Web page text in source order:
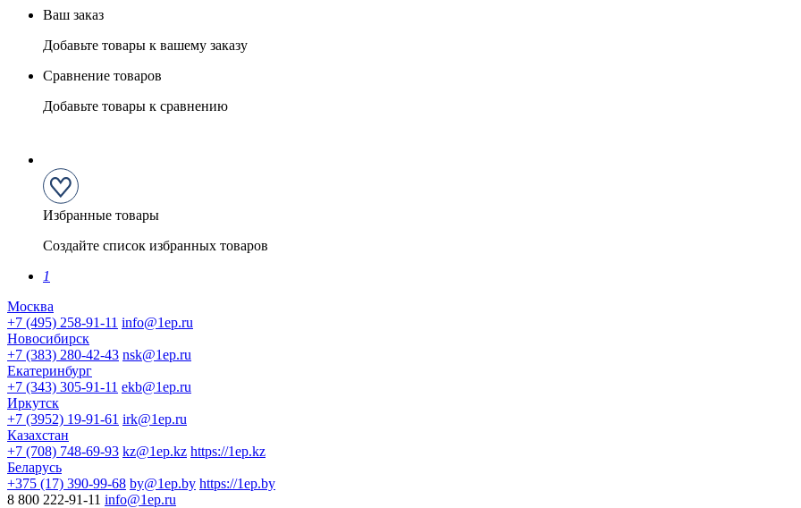
Ваш заказ
Добавьте товары к вашему заказу
Сравнение товаров
Добавьте товары к сравнению
Избранные товары
Создайте список избранных товаров
1
Москва
+7 (495) 258-91-11 info@1ep.ru
Новосибирск
+7 (383) 280-42-43 nsk@1ep.ru
Екатеринбург
+7 (343) 305-91-11 ekb@1ep.ru
Иркутск
+7 (3952) 19-91-61 irk@1ep.ru
Казахстан
+7 (708) 748-69-93 kz@1ep.kz https://1ep.kz
Беларусь
+375 (17) 390-99-68 by@1ep.by https://1ep.by
8 800 222-91-11 info@1ep.ru